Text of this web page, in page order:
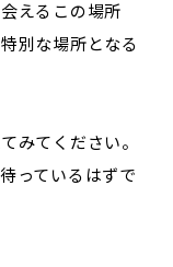
えるこの場所
別な場所となる
みてください。
っているはずで